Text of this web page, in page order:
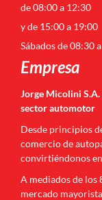
de 08:00 a 12:30
y de 15:00 a 19:00
Sábados de 08:30
Empresa
Jorge Micolini
sector automotor
Desde principios
comercio de
convirtiéndonos
A mediados de los
mercado